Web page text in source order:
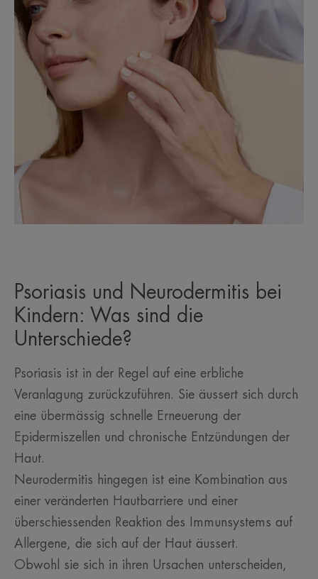
Psoriasis und Neurodermitis bei
Kindern: Was sind die
Unterschiede?
Psoriasis ist in der Regel auf eine erbliche
Veranlagung zurückzuführen. Sie äussert sich durch
eine übermässig schnelle Erneuerung der
Epidermiszellen und chronische Entzündungen der
Haut.
Neurodermitis hingegen ist eine Kombination aus
einer veränderten Hautbarriere und einer
überschiessenden Reaktion des Immunsystems auf
Allergene, die sich auf der Haut äussert.
Obwohl sie sich in ihren Ursachen unterscheiden,